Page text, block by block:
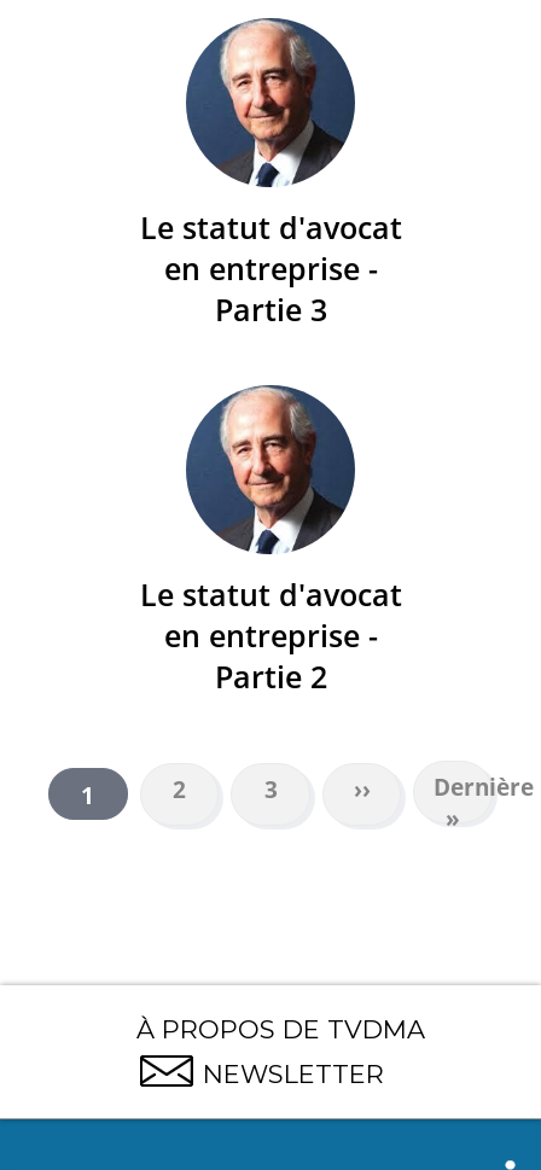
Le statut d'avocat
en entreprise -
Partie 3
Le statut d'avocat
en entreprise -
Partie 2
PAGINATION
Page
courante
1 Page
2 Page
3
Page
suivante
››
Dernière
page
Dernière
»
À PROPOS DE TVDMA
NEWSLETTER